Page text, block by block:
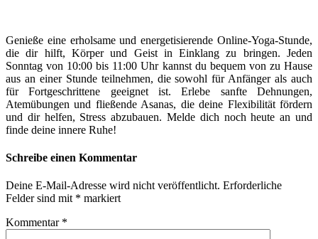
Genieße eine erholsame und energetisierende Online-Yoga-Stunde,
die dir hilft, Körper und Geist in Einklang zu bringen. Jeden
Sonntag von 10:00 bis 11:00 Uhr kannst du bequem von zu Hause
aus an einer Stunde teilnehmen, die sowohl für Anfänger als auch
für Fortgeschrittene geeignet ist. Erlebe sanfte Dehnungen,
Atemübungen und fließende Asanas, die deine Flexibilität fördern
und dir helfen, Stress abzubauen. Melde dich noch heute an und
finde deine innere Ruhe!
Schreibe einen Kommentar
Deine E-Mail-Adresse wird nicht veröffentlicht. Erforderliche
Felder sind mit * markiert
Kommentar *